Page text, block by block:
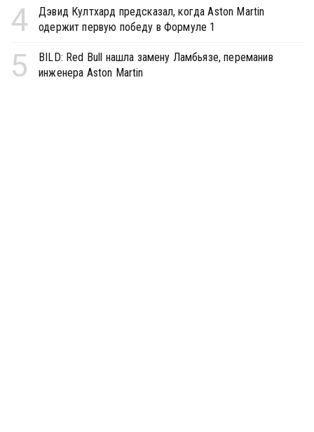
4
Дэвид Култхард предсказал, когда Aston Martin
одержит первую победу в Формуле 1
5
BILD: Red Bull нашла замену Ламбьязе, переманив
инженера Aston Martin